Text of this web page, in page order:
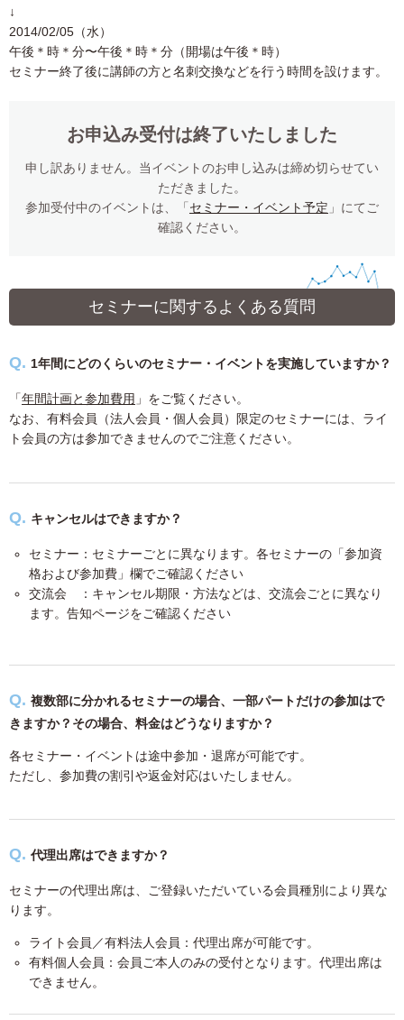
↓
2014/02/05（水）
午後＊時＊分〜午後＊時＊分（開場は午後＊時）
セミナー終了後に講師の方と名刺交換などを行う時間を設けます。
お申込み受付は終了いたしました
申し訳ありません。当イベントのお申し込みは締め切らせてい
ただきました。
参加受付中のイベントは、「 セミナー・イベント予定 」にてご
確認ください。
セミナーに関するよくある質問
1年間にどのくらいのセミナー・イベントを実施していますか？
「年間計画と参加費用 」をご覧ください。
なお、有料会員（法人会員・個人会員）限定のセミナーには、ライ
ト会員の方は参加できませんのでご注意ください。
キャンセルはできますか？
セミナー：セミナーごとに異なります。各セミナーの「参加資
格および参加費」欄でご確認ください
交流会 ：キャンセル期限・方法などは、交流会ごとに異なり
ます。告知ページをご確認ください
複数部に分かれるセミナーの場合、一部パートだけの参加はで
きますか？その場合、料金はどうなりますか？
各セミナー・イベントは途中参加・退席が可能です。
ただし、参加費の割引や返金対応はいたしません。
代理出席はできますか？
セミナーの代理出席は、ご登録いただいている会員種別により異な
ります。
ライト会員／有料法人会員：代理出席が可能です。
有料個人会員：会員ご本人のみの受付となります。代理出席は
できません。